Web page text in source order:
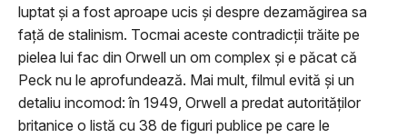
luptat și a fost aproape ucis și despre dezamăgirea sa
față de stalinism. Tocmai aceste contradicții trăite pe
pielea lui fac din Orwell un om complex și e păcat că
Peck nu le aprofundează. Mai mult, filmul evită și un
detaliu incomod: în 1949, Orwell a predat autorităților
britanice o listă cu 38 de figuri publice pe care le